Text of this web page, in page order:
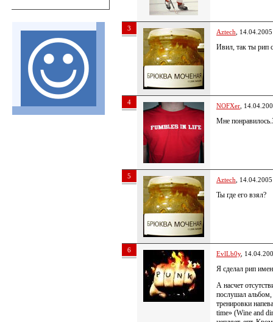
3 Aztech ,
Ивил, так ты рип
4 NOFXer ,
Мне
5 Aztech ,
Ты где его взял?
6 EvlLb0y,
Я сделал рип
А насчет
послушал альбом,
тренировки
time» (Wine and